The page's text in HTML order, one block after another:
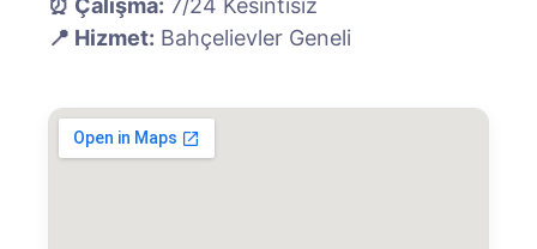
⏰ Çalışma: 7/24 Kesintisiz
📍 Hizmet: Bahçelievler Geneli